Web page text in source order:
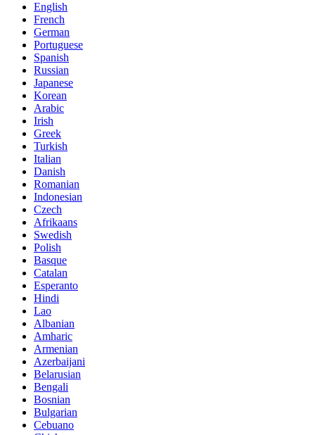
English
French
German
Portuguese
Spanish
Russian
Japanese
Korean
Arabic
Irish
Greek
Turkish
Italian
Danish
Romanian
Indonesian
Czech
Afrikaans
Swedish
Polish
Basque
Catalan
Esperanto
Hindi
Lao
Albanian
Amharic
Armenian
Azerbaijani
Belarusian
Bengali
Bosnian
Bulgarian
Cebuano